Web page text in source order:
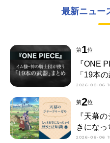
最新ニュー
第1位
『ONE
「19本
2026-08-06
第2位
『天幕
きにな
2026-08-06